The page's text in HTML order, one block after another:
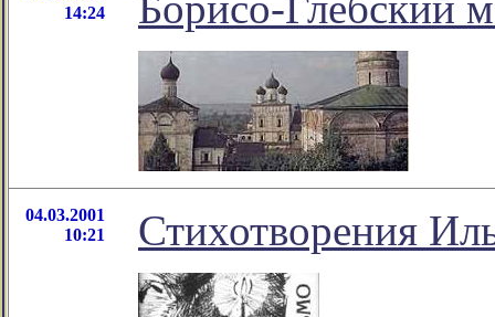
14:24
04.03.2001
10:21
Стихотворения